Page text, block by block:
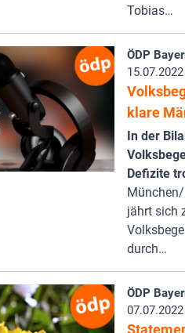
Tobias…
ÖDP
15.07.2022
klare
In der
Defizite
jährt sich
durch…
ÖDP
07.07.2022